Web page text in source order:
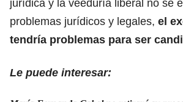
jurídica y la veeduría liberal no se
problemas jurídicos y legales, el
tendría problemas para ser
Le puede interesar: